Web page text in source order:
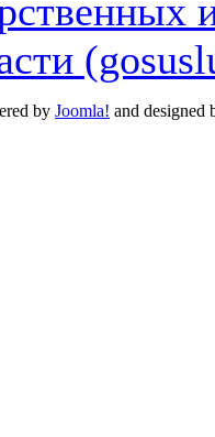
by Joomla! and designed